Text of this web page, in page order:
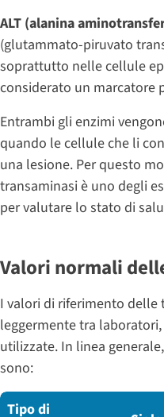
ALT (alanina
(glutammato-piruvato
soprattutto nelle cellule
considerato un marcatore
Entrambi gli enzimi
quando le cellule che li
una lesione. Per questo
transaminasi è uno degli
per valutare lo stato di
Valori normali
I valori di riferimento delle
leggermente tra
utilizzate. In linea
sono:
Tipo di